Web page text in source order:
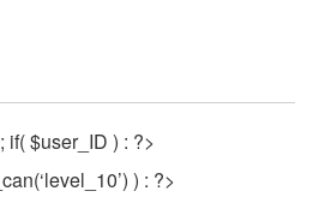
; if($user_ID ) : ?>
) : ?>